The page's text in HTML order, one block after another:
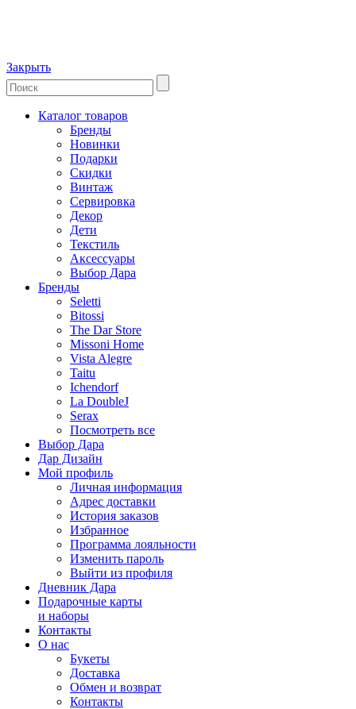
Закрыть
Каталог товаров
Бренды
Новинки
Подарки
Скидки
Винтаж
Сервировка
Декор
Дети
Текстиль
Аксессуары
Выбор Дара
Бренды
Seletti
Bitossi
The Dar Store
Missoni Home
Vista Alegre
Taitu
Ichendorf
La DoubleJ
Serax
Посмотреть все
Выбор Дара
Дар Дизайн
Мой профиль
Личная информация
Адрес доставки
История заказов
Избранное
Программа лояльности
Изменить пароль
Выйти из профиля
Дневник Дара
Подарочные карты
и наборы
Контакты
О нас
Букеты
Доставка
Обмен и возврат
Контакты